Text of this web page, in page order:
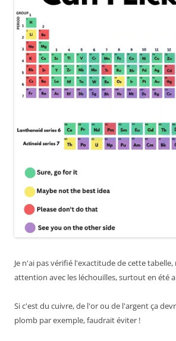
Je n'ai pas vérifié l'exactitude de cette tabelle,
attention avec les léchouilles, surtout en été
Si c'est du cuivre, de l'or ou de l'argent ça
plomb par exemple, faudrait éviter !